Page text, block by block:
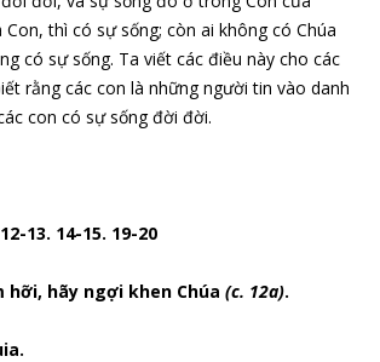
Con, thì có sự sống; còn ai không có Chúa
có sự sống. Ta viết các điều này cho các
rằng các con là những người tin vào danh
con có sự sống đời đời.
13. 14-15. 19-20
hỡi, hãy ngợi khen Chúa (c. 12a).